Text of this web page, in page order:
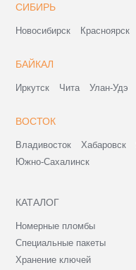
СИБИРЬ
Новосибирск Красноярск
БАЙКАЛ
Иркутск Чита Улан-Удэ
ВОСТОК
Владивосток Хабаровск
Южно-Сахалинск
КАТАЛОГ
Номерные пломбы
Специальные пакеты
Хранение ключей